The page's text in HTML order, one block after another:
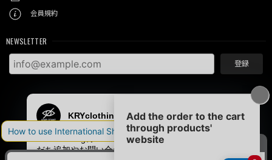
会員規約
NEWSLETTER
登録
© KRY clothing